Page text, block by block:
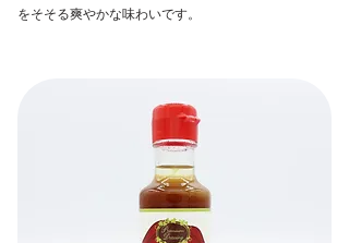
をそそる爽やかな味わいです。